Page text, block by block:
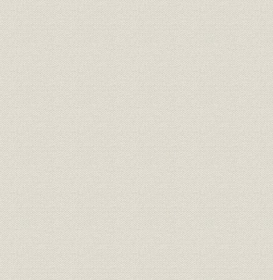
施設 漢江架橋工事 明治32年
施設;催し
京仁鉄道開通式、京仁鉄道開通
当時の仁川駅
明治33年
施設
京仁鉄道開通当時に於ける京城
及南大門停車場
明治33年
市場;経営
西北鉄道予定線路 漢城 松都間
鉄道敷設略図
明治34年
経営
大江卓手翰(京義鉄道敷設権問
題)
明治36年8
従業員 臨時軍用鉄道監部職員
経営 仁川に於ける臨時軍用鉄道監部
経営;施設 軍用鉄道京義線建設工区略図
市場;経営
竜山・開城間幹線及碧瀾渡支線
略図
明治37年7
催し
侍従武官長御差遣(開城に於て撮
影)
明治38年3